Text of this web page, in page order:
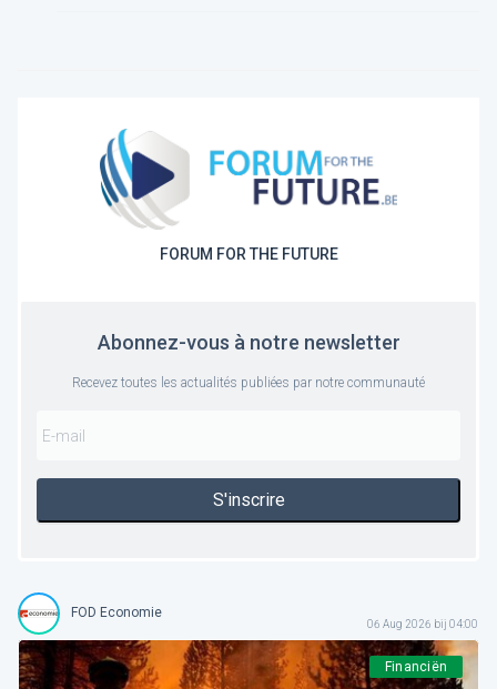
FORUM FOR THE FUTURE
Abonnez-vous à notre newsletter
Recevez toutes les actualités publiées par notre communauté
S'inscrire
FOD Economie
06 Aug 2026 bij 04:00
Financiën